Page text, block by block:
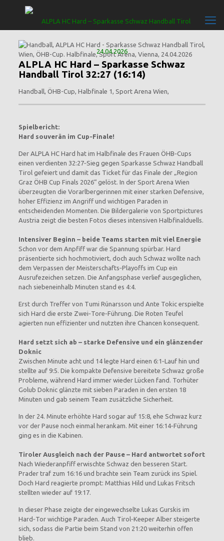
ALPLA HC Hard – Sparkasse Schwaz
Handball Tirol 32:27 (16:14)
Handball, ÖHB-Cup, Halbfinale 1, Sport Arena Wien,
Spielbericht:
Hard souverän im Cup‑Finale!
Der ALPLA HC Hard hat im Halbfinale des Frauen ÖHB‑Cups
einen verdienten 32:27‑Sieg gegen Sparkasse Schwaz Handball
Tirol gefeiert und damit das Ticket für das Finale der „Region
Graz ÖHB Cup Finals 2026“ gelöst. In der Sport Arena Wien
überzeugten die Vorarlbergerinnen mit einer starken Defensive,
hoher Effizienz im Angriff und wichtigen Paraden in
entscheidenden Momenten. Die Bildergalerie von Sportpictures
Austria zeigt die besten Fotos dieses intensiven Halbfinalduells.
Intensiver Beginn – beide Teams starten mit viel Energie
Schon vor dem Anpfiff war die Spannung spürbar. Hard
präsentierte sich hochmotiviert, doch auch Schwaz wollte nach
dem Verpassen der Meisterschafts‑Playoffs im Cup ein
Ausrufezeichen setzen. Die Anfangsphase verlief ausgeglichen,
nach siebeneinhalb Minuten stand es 4:4.
Erst durch Treffer von Tumi Rúnarsson und Ante Tokic erspielte
sich Hard die erste Zwei‑Tore‑Führung. Die Roten Teufel
agierten nun effizienter und nutzten ihre Chancen konsequent.
Hard setzt sich ab – starke Defensive und ein glänzender
Doknic
Zwischen Minute acht und 14 legte Hard einen 6:1‑Lauf hin und
stellte auf 9:5. Die kompakte Defensive bereitete Schwaz große
Probleme, während Hard immer wieder Lücken fand. Torhüter
Golub Doknic glänzte mit sieben Paraden in den ersten 18
Minuten und gab seinem Team zusätzliche Sicherheit.
In der 24. Minute erhöhte Hard sogar auf 15:8, ehe Schwaz kurz
vor der Pause noch einmal herankam. Mit einer 16:14‑Führung
ging es in die Kabinen.
Tiroler Ausgleich nach der Pause – Hard antwortet sofort
Nach Wiederanpfiff erwischte Schwaz den besseren Start.
Prader traf zum 16:16 und brachte sein Team zurück ins Spiel.
Doch Hard reagierte prompt: Matthias Hild und Lukas Fritsch
stellten wieder auf 19:17.
In dieser Phase zeigte der eingewechselte Lukas Gurskis im
Hard‑Tor wichtige Paraden. Auch Tirol‑Keeper Alber steigerte
sich, sodass die Partie beim Stand von 21:20 weiterhin offen
blieb.